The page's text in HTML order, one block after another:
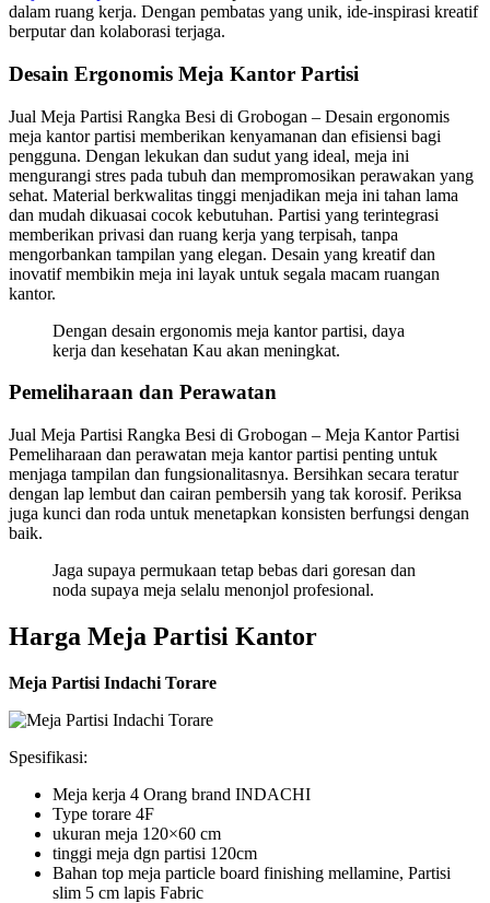
dalam ruang kerja. Dengan pembatas yang unik, ide-inspirasi kreatif
berputar dan kolaborasi terjaga.
Desain Ergonomis Meja Kantor Partisi
Jual Meja Partisi Rangka Besi di Grobogan – Desain ergonomis
meja kantor partisi memberikan kenyamanan dan efisiensi bagi
pengguna. Dengan lekukan dan sudut yang ideal, meja ini
mengurangi stres pada tubuh dan mempromosikan perawakan yang
sehat. Material berkwalitas tinggi menjadikan meja ini tahan lama
dan mudah dikuasai cocok kebutuhan. Partisi yang terintegrasi
memberikan privasi dan ruang kerja yang terpisah, tanpa
mengorbankan tampilan yang elegan. Desain yang kreatif dan
inovatif membikin meja ini layak untuk segala macam ruangan
kantor.
Dengan desain ergonomis meja kantor partisi, daya
kerja dan kesehatan Kau akan meningkat.
Pemeliharaan dan Perawatan
Jual Meja Partisi Rangka Besi di Grobogan – Meja Kantor Partisi
Pemeliharaan dan perawatan meja kantor partisi penting untuk
menjaga tampilan dan fungsionalitasnya. Bersihkan secara teratur
dengan lap lembut dan cairan pembersih yang tak korosif. Periksa
juga kunci dan roda untuk menetapkan konsisten berfungsi dengan
baik.
Jaga supaya permukaan tetap bebas dari goresan dan
noda supaya meja selalu menonjol profesional.
Harga Meja Partisi Kantor
Meja Partisi Indachi Torare
Spesifikasi:
Meja kerja 4 Orang brand INDACHI
Type torare 4F
ukuran meja 120×60 cm
tinggi meja dgn partisi 120cm
Bahan top meja particle board finishing mellamine, Partisi
slim 5 cm lapis Fabric